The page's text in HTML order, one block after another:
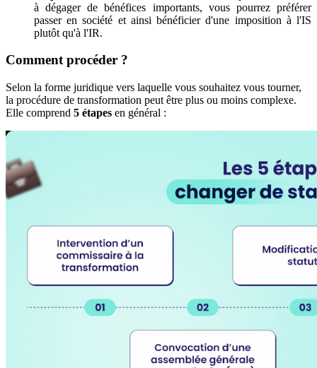
à dégager de bénéfices importants, vous pourrez préférer
passer en société et ainsi bénéficier d'une imposition à l'IS
plutôt qu'à l'IR.
Comment procéder ?
Selon la forme juridique vers laquelle vous souhaitez vous tourner,
la procédure de transformation peut être plus ou moins complexe.
Elle comprend 5 étapes en général :